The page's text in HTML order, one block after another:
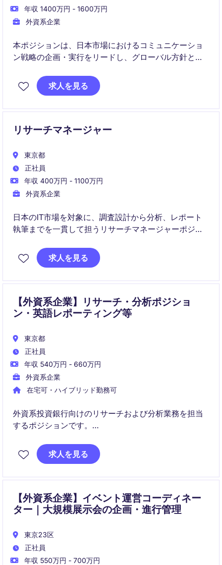
年収 1400万円 - 1600万円
外資系企業
本ポジションは、日本市場におけるコミュニケーショ
ン戦略の企画・実行をリードし、グローバル方針とロ
Branding、PR、社内コミュニケーション、デジタルコ
ンテンツ制作などを通じて、企業ブランドの認知向上
求人を見る
リサーチマネージャー
東京都
正社員
年収 400万円 - 1100万円
外資系企業
日本のIT市場を対象に、調査設計から分析、レポート
執筆までを一貫して担うリサーチマネージャーポジシ
グローバルアナリストと連携しながら、実用性の高い
求人を見る
【外資系企業】リサーチ・分析ポジショ
ン・英語レポーティング等
東京都
正社員
年収 540万円 - 660万円
外資系企業
在宅可・ハイブリッド勤務可
外資系投資銀行向けのリサーチおよび分析業務を担当
するポジションです。
を行い、意思決定支援を担います。
求人を見る
【外資系企業】イベント運営コーディネー
ター｜大規模展示会の企画・進行管理
東京23区
正社員
年収 550万円 - 700万円